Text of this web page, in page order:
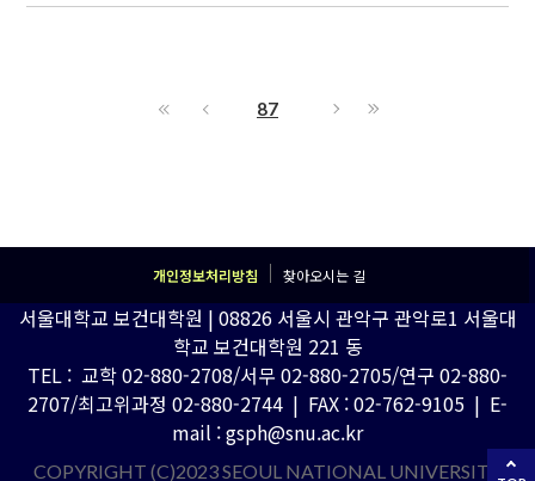
87
개인정보처리방침 찾아오시는 길
서울대학교 보건대학원 | 08826 서울시 관악구 관악로1 서울대
학교 보건대학원 221 동
TEL : 교학 02-880-2708/서무 02-880-2705/연구 02-880-
2707/최고위과정 02-880-2744 | FAX : 02-762-9105 | E-
mail : gsph@snu.ac.kr
COPYRIGHT (C)2023 SEOUL NATIONAL UNIVERSITY